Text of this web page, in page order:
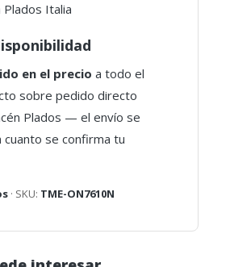
Plados Italia
en el precio a todo el
sobre pedido directo
Plados — el envío se
cuanto se confirma tu
· SKU: TME-ON7610N